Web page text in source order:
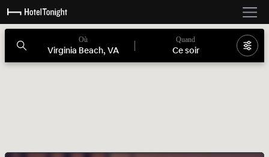
Où
Virginia Beach, VA
Quand
Ce soir